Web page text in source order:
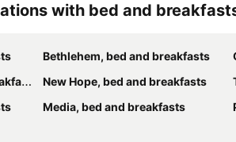
with bed and
Bethlehem, bed and breakfasts
New Hope, bed and breakfasts
Media, bed and breakfasts